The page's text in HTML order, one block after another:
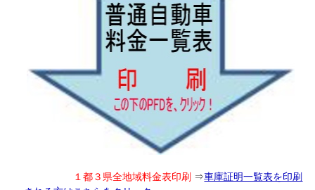
１都３県全地域料金表印刷 ⇒車庫証明一覧表を印刷